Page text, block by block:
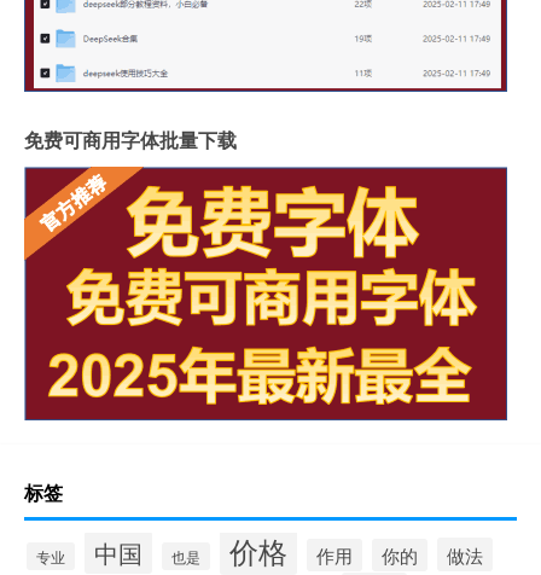
免费可商用字体批量下载
标签
专业 中国 也是 价格 作用 你的 做法